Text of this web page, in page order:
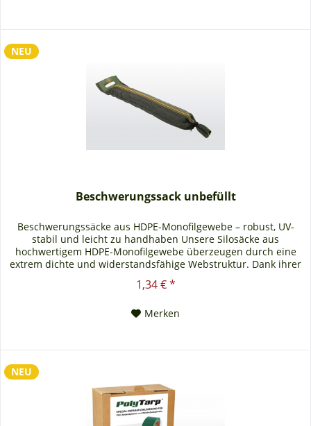
NEU
Beschwerungssack unbefüllt
Beschwerungssäcke aus HDPE-Monofilgewebe – robust, UV-
stabil und leicht zu handhaben Unsere Silosäcke aus
hochwertigem HDPE-Monofilgewebe überzeugen durch eine
extrem dichte und widerstandsfähige Webstruktur. Dank ihrer
ausgezeichneten UV-Stabilität sind die Lichtenstein Silosäcke
für den mehrjährigen Einsatz im Außenbereich geeignet –
1,34 € *
Merken
NEU